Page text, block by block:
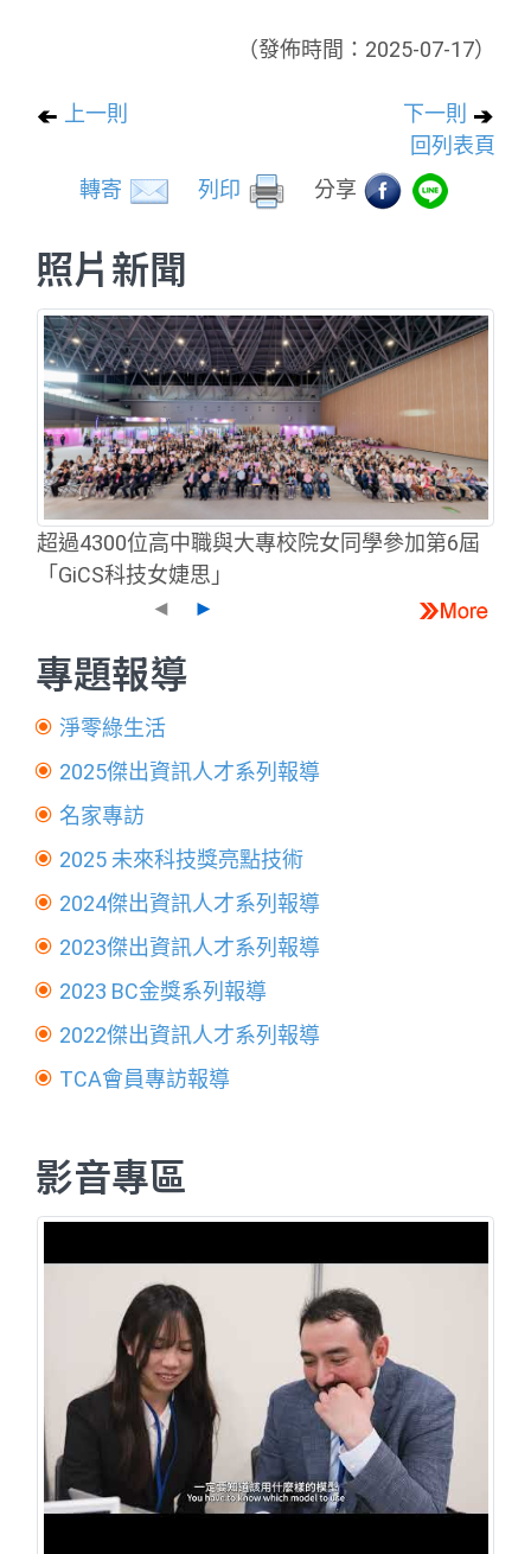
（發佈時間：2025-07-17）
上一則
下一則
回列表頁
轉寄
列印 分享
照片新聞
超過4300位高中職與大專校院女同學參加第6屆
「GiCS科技女婕思」
◄
►
專題報導
淨零綠生活
2025傑出資訊人才系列報導
名家專訪
2025 未來科技獎亮點技術
2024傑出資訊人才系列報導
2023傑出資訊人才系列報導
2023 BC金獎系列報導
2022傑出資訊人才系列報導
TCA會員專訪報導
影音專區